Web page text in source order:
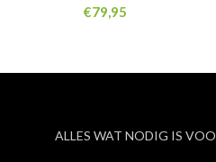
€79,95
ALLES WAT NODIG IS